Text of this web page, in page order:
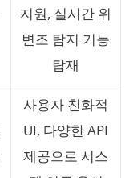
지원, 실시간 위
변조 탐지 기능
탑재
사용자 친화적
UI, 다양한 API
제공으로 시스